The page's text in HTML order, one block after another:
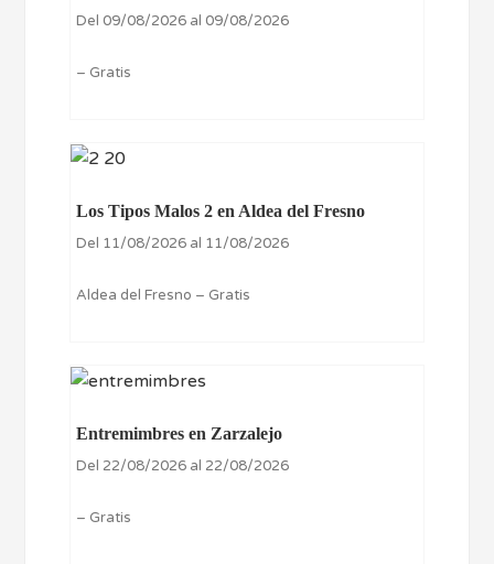
Del 09/08/2026 al 09/08/2026
– Gratis
Los Tipos Malos 2 en Aldea del Fresno
Del 11/08/2026 al 11/08/2026
Aldea del Fresno – Gratis
Entremimbres en Zarzalejo
Del 22/08/2026 al 22/08/2026
– Gratis